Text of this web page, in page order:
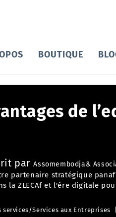
BOUTIQUE
de
parAssomembodja&
partenaire stratégique
la ZLECAf et l'ère digitale
services/Services aux Entreprises